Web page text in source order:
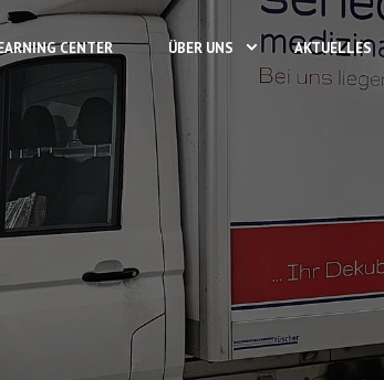
CENTER ÜBER UNS AKTUELLES